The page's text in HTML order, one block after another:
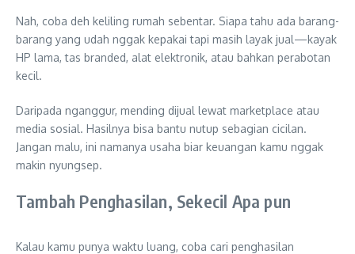
Nah, coba deh keliling rumah sebentar. Siapa tahu ada barang-
barang yang udah nggak kepakai tapi masih layak jual—kayak
HP lama, tas branded, alat elektronik, atau bahkan perabotan
kecil.
Daripada nganggur, mending dijual lewat marketplace atau
media sosial. Hasilnya bisa bantu nutup sebagian cicilan.
Jangan malu, ini namanya usaha biar keuangan kamu nggak
makin nyungsep.
Tambah Penghasilan, Sekecil Apa pun
Kalau kamu punya waktu luang, coba cari penghasilan